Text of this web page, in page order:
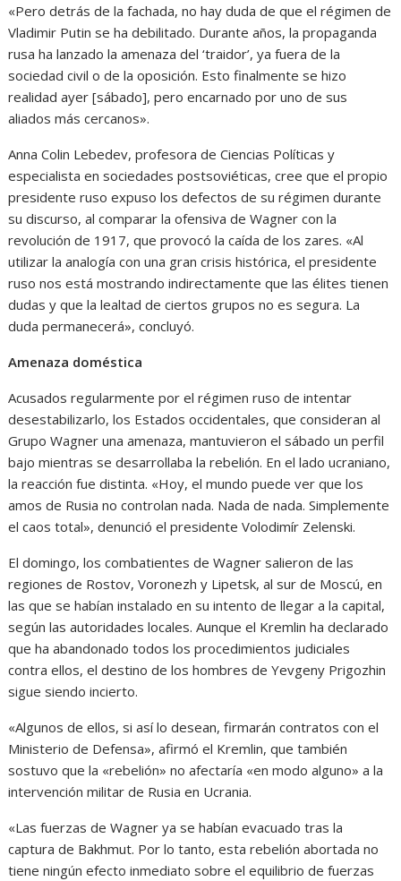
«Pero detrás de la fachada, no hay duda de que el régimen de
Vladimir Putin se ha debilitado. Durante años, la propaganda
rusa ha lanzado la amenaza del ‘traidor’, ya fuera de la
sociedad civil o de la oposición. Esto finalmente se hizo
realidad ayer [sábado], pero encarnado por uno de sus
aliados más cercanos».
Anna Colin Lebedev, profesora de Ciencias Políticas y
especialista en sociedades postsoviéticas, cree que el propio
presidente ruso expuso los defectos de su régimen durante
su discurso, al comparar la ofensiva de Wagner con la
revolución de 1917, que provocó la caída de los zares. «Al
utilizar la analogía con una gran crisis histórica, el presidente
ruso nos está mostrando indirectamente que las élites tienen
dudas y que la lealtad de ciertos grupos no es segura. La
duda permanecerá», concluyó.
Amenaza doméstica
Acusados regularmente por el régimen ruso de intentar
desestabilizarlo, los Estados occidentales, que consideran al
Grupo Wagner una amenaza, mantuvieron el sábado un perfil
bajo mientras se desarrollaba la rebelión. En el lado ucraniano,
la reacción fue distinta. «Hoy, el mundo puede ver que los
amos de Rusia no controlan nada. Nada de nada. Simplemente
el caos total», denunció el presidente Volodimír Zelenski.
El domingo, los combatientes de Wagner salieron de las
regiones de Rostov, Voronezh y Lipetsk, al sur de Moscú, en
las que se habían instalado en su intento de llegar a la capital,
según las autoridades locales. Aunque el Kremlin ha declarado
que ha abandonado todos los procedimientos judiciales
contra ellos, el destino de los hombres de Yevgeny Prigozhin
sigue siendo incierto.
«Algunos de ellos, si así lo desean, firmarán contratos con el
Ministerio de Defensa», afirmó el Kremlin, que también
sostuvo que la «rebelión» no afectaría «en modo alguno» a la
intervención militar de Rusia en Ucrania.
«Las fuerzas de Wagner ya se habían evacuado tras la
captura de Bakhmut. Por lo tanto, esta rebelión abortada no
tiene ningún efecto inmediato sobre el equilibrio de fuerzas